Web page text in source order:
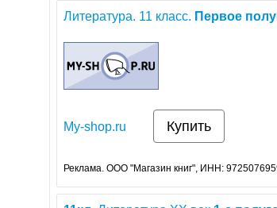
Литература. 11 класс. Первое
My-shop.ru Купить
Реклама. ООО "Магазин книг", ИНН: